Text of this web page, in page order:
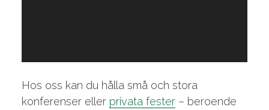
Hos oss kan du hålla små och stora
konferenser eller privata fester– beroende